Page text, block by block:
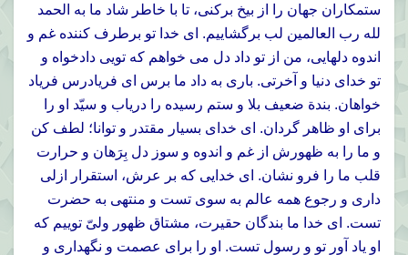
ستمكاران جهان را از بيخ بركنى، تا با خاطر شاد ما به الحمد
لله رب العالمين لب برگشاييم. اى خدا تو برطرف كننده غم و
اندوه دلهايى، من از تو داد دل مى خواهم كه تويى دادخواه و
تو خداى دنيا و آخرتى. بارى به داد ما برس اى فريادرس فرياد
خواهان. بندة ضعيف بلا و ستم رسيده را درياب و سيّد او را
براى او ظاهر گردان. اى خداى بسيار مقتدر و توانا؛ لطف كن
و ما را به ظهورش از غم و اندوه و سوز دل بِرَهان و حرارت
قلب ما را فرو نشان. اى خدايى كه بر عرش، استقرار ازلى
دارى و رجوع همه عالم به سوى تست و منتهى به حضرت
تست. اى خدا ما بندگان حقيرت، مشتاق ظهور ولىّ توييم كه
او ياد آور تو و رسول تست. او را براى عصمت و نگهدارى و